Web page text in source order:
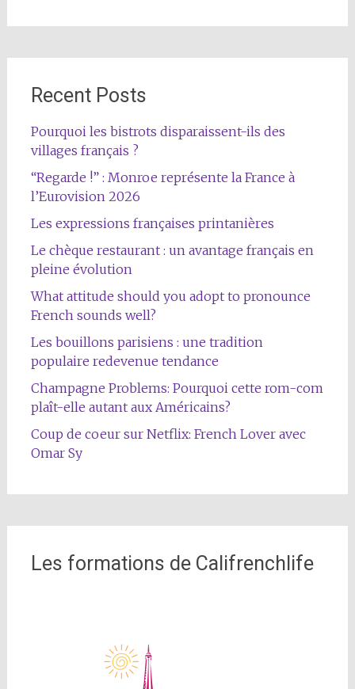
Recent Posts
Pourquoi les bistrots disparaissent-ils des
villages français ?
“Regarde !” : Monroe représente la France à
l’Eurovision 2026
Les expressions françaises printanières
Le chèque restaurant : un avantage français en
pleine évolution
What attitude should you adopt to pronounce
French sounds well?
Les bouillons parisiens : une tradition
populaire redevenue tendance
Champagne Problems: Pourquoi cette rom-com
plaît-elle autant aux Américains?
Coup de coeur sur Netflix: French Lover avec
Omar Sy
Les formations de Califrenchlife